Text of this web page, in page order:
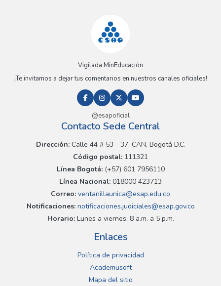
Vigilada MinEducación
¡Te invitamos a dejar tus comentarios en nuestros canales oficiales!
@esapoficial
Contacto Sede Central
Dirección:Calle 44 # 53 - 37, CAN, Bogotá D.C.
Código postal: 111321
Línea Bogotá:(+57) 601 7956110
Línea Nacional: 018000 423713
Correo: ventanillaunica@esap.edu.co
Notificaciones:notificaciones.judiciales@esap.gov.co
Horario:Lunes a viernes, 8 a.m. a 5 p.m.
Enlaces
Política de privacidad
Academusoft
Mapa del sitio